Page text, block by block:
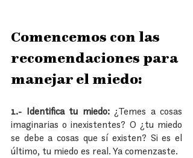
Comencemos con las
recomendaciones para
manejar el miedo:
1.- Identifica tu miedo: ¿Temes a cosas
imaginarias o inexistentes? O ¿tu miedo
se debe a cosas que sí existen? Si es el
último, tu miedo es real. Ya comenzaste.